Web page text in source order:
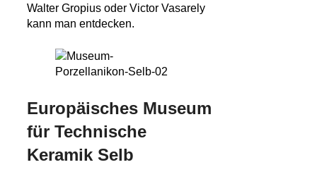
Walter Gropius oder Victor Vasarely
kann man entdecken.
Europäisches Museum
für Technische
Keramik Selb